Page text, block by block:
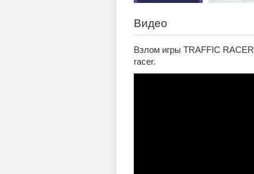
Видео
Взлом игры TRAFFIC
racer.